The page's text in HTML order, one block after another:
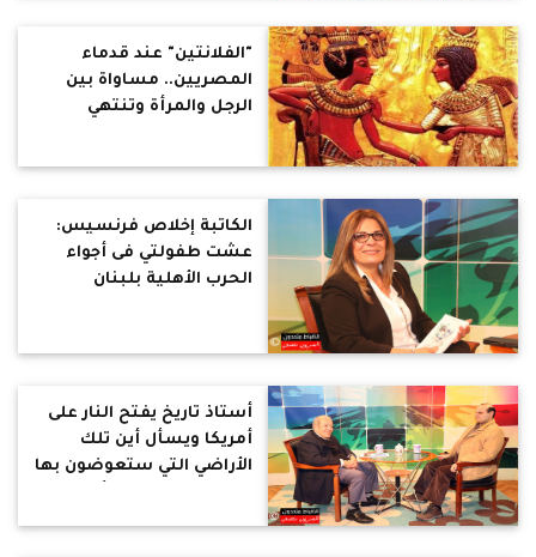
"الفلانتين" عند قدماء
المصريين.. مساواة بين
الرجل والمرأة وتنتهي
الكاتبة إخلاص فرنسيس:
عشت طفولتي فى أجواء
الحرب الأهلية بلبنان
أستاذ تاريخ يفتح النار على
أمريكا ويسأل أين تلك
الأراضي التي ستعوضون بها